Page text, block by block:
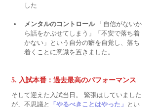
した
メンタルのコントロール 「自信がないか
ら話をかぶせてしまう」「不安で落ち着
かない」という自分の癖を自覚し、落ち
着くことに意識を置きました。
5. 入試本番：過去最高のパフォーマンス
そして迎えた入試当日。 緊張はしていました
が、不思議と
「やるべきことはやった」 とい